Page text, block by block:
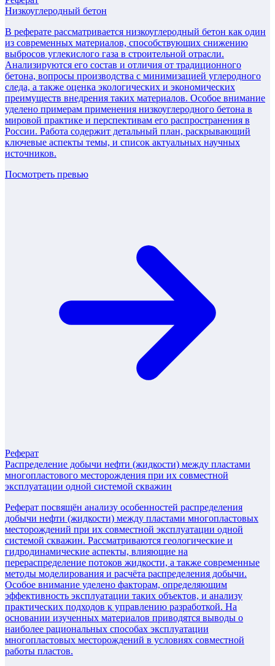
Низкоуглеродный бетон
В реферате рассматривается низкоуглеродный бетон как один
из современных материалов, способствующих снижению
выбросов углекислого газа в строительной отрасли.
Анализируются его состав и отличия от традиционного
бетона, вопросы производства с минимизацией углеродного
следа, а также оценка экологических и экономических
преимуществ внедрения таких материалов. Особое внимание
уделено примерам применения низкоуглеродного бетона в
мировой практике и перспективам его распространения в
России. Работа содержит детальный план, раскрывающий
ключевые аспекты темы, и список актуальных научных
источников.
Посмотреть превью
Реферат
Распределение добычи нефти (жидкости) между пластами
многопластового месторождения при их совместной
эксплуатации одной системой скважин
Реферат посвящён анализу особенностей распределения
добычи нефти (жидкости) между пластами многопластовых
месторождений при их совместной эксплуатации одной
системой скважин. Рассматриваются геологические и
гидродинамические аспекты, влияющие на
перераспределение потоков жидкости, а также современные
методы моделирования и расчёта распределения добычи.
Особое внимание уделено факторам, определяющим
эффективность эксплуатации таких объектов, и анализу
практических подходов к управлению разработкой. На
основании изученных материалов приводятся выводы о
наиболее рациональных способах эксплуатации
многопластовых месторождений в условиях совместной
работы пластов.